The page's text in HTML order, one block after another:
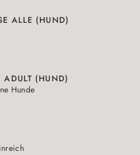
ALLE (HUND)
ADULT (HUND)
Hunde